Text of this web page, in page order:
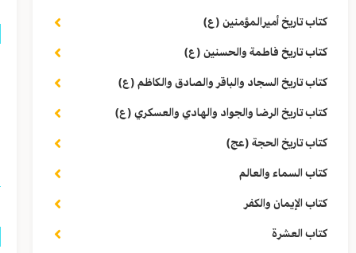
كتاب تاريخ أميرالمؤمنين (ع)
كتاب تاريخ فاطمة والحسنين (ع)
كتاب تاريخ السجاد والباقر والصادق والكاظم (ع)
كتاب تاريخ الرضا والجواد والهادي والعسكري (ع)
كتاب تاريخ الحجة (عج)
كتاب السماء والعالم
كتاب الإيمان والكفر
كتاب العشرة